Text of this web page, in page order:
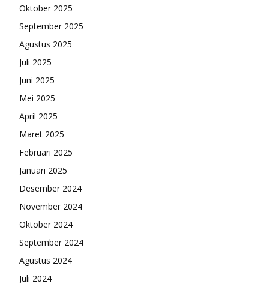
Oktober 2025
September 2025
Agustus 2025
Juli 2025
Juni 2025
Mei 2025
April 2025
Maret 2025
Februari 2025
Januari 2025
Desember 2024
November 2024
Oktober 2024
September 2024
Agustus 2024
Juli 2024